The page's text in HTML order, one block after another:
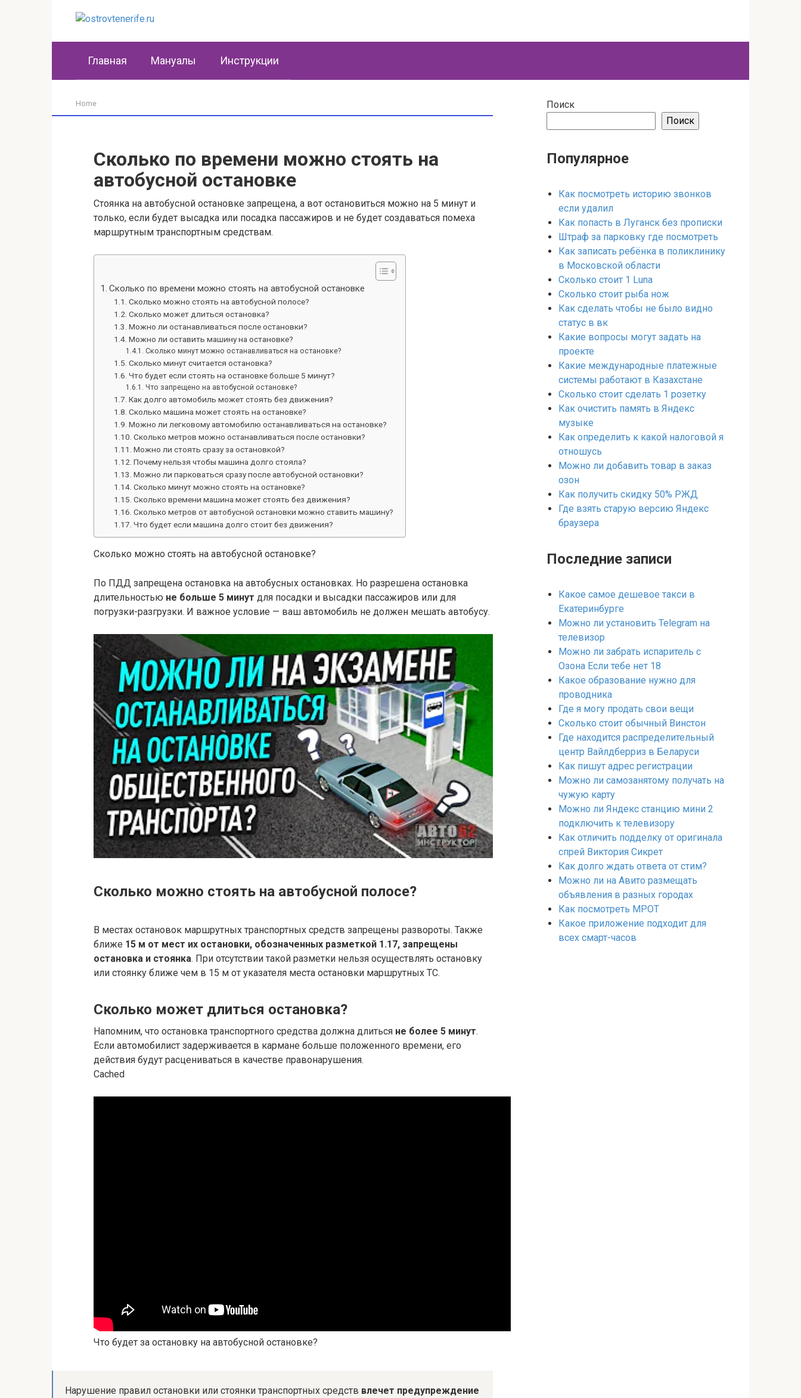
Главная Мануалы Инструкции
Home
Сколько по времени можно стоять на
автобусной остановке
Стоянка на автобусной остановке запрещена, а вот остановиться можно на 5 минут и
только, если будет высадка или посадка пассажиров и не будет создаваться помеха
маршрутным транспортным средствам.
Сколько по времени можно стоять на автобусной остановке
Сколько можно стоять на автобусной полосе?
Сколько может длиться остановка?
Можно ли останавливаться после остановки?
Можно ли оставить машину на остановке?
Сколько минут можно останавливаться на остановке?
Сколько минут считается остановка?
Что будет если стоять на остановке больше 5 минут?
Что запрещено на автобусной остановке?
Как долго автомобиль может стоять без движения?
Сколько машина может стоять на остановке?
Можно ли легковому автомобилю останавливаться на остановке?
Сколько метров можно останавливаться после остановки?
Можно ли стоять сразу за остановкой?
Почему нельзя чтобы машина долго стояла?
Можно ли парковаться сразу после автобусной остановки?
Сколько минут можно стоять на остановке?
Сколько времени машина может стоять без движения?
Сколько метров от автобусной остановки можно ставить машину?
Что будет если машина долго стоит без движения?
Сколько можно стоять на автобусной остановке?
По ПДД запрещена остановка на автобусных остановках. Но разрешена остановка
длительностью не больше 5 минут для посадки и высадки пассажиров или для
погрузки-разгрузки. И важное условие — ваш автомобиль не должен мешать автобусу.
Сколько можно стоять на автобусной полосе?
В местах остановок маршрутных транспортных средств запрещены развороты. Также
ближе 15 м от мест их остановки, обозначенных разметкой 1.17, запрещены
остановка и стоянка. При отсутствии такой разметки нельзя осуществлять остановку
или стоянку ближе чем в 15 м от указателя места остановки маршрутных ТС.
Сколько может длиться остановка?
Напомним, что остановка транспортного средства должна длиться не более 5 минут.
Если автомобилист задерживается в кармане больше положенного времени, его
действия будут расцениваться в качестве правонарушения.
Cached
Что будет за остановку на автобусной остановке?
Нарушение правил остановки или стоянки транспортных средств влечет предупреждение
Поиск
Поиск
Популярное
Как посмотреть историю звонков
если удалил
Как попасть в Луганск без прописки
Штраф за парковку где посмотреть
Как записать ребёнка в поликлинику
в Московской области
Сколько стоит 1 Luna
Сколько стоит рыба нож
Как сделать чтобы не было видно
статус в вк
Какие вопросы могут задать на
проекте
Какие международные платежные
системы работают в Казахстане
Сколько стоит сделать 1 розетку
Как очистить память в Яндекс
музыке
Как определить к какой налоговой я
отношусь
Можно ли добавить товар в заказ
озон
Как получить скидку 50% РЖД
Где взять старую версию Яндекс
браузера
Последние записи
Какое самое дешевое такси в
Екатеринбурге
Можно ли установить Telegram на
телевизор
Можно ли забрать испаритель с
Озона Если тебе нет 18
Какое образование нужно для
проводника
Где я могу продать свои вещи
Сколько стоит обычный Винстон
Где находится распределительный
центр Вайлдберриз в Беларуси
Как пишут адрес регистрации
Можно ли самозанятому получать на
чужую карту
Можно ли Яндекс станцию мини 2
подключить к телевизору
Как отличить подделку от оригинала
спрей Виктория Сикрет
Как долго ждать ответа от стим?
Можно ли на Авито размещать
объявления в разных городах
Как посмотреть МРОТ
Какое приложение подходит для
всех смарт-часов